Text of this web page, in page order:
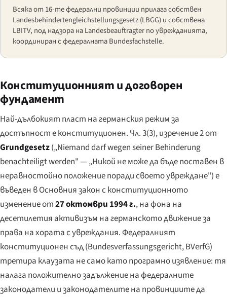
Всяка от 16-те федерални провинции прилага собствен
Landesbehindertengleichstellungsgesetz(LBGG) и собствена
LBITV, под надзора наLandesbeauftragterпо уврежданията,
координиран с федералнатаBundesfachstelle.
Конституционният и договорен
фундамент
Най-дълбокият пласт на германския режим за
достъпност е конституционен. Чл. 3(3), изречение 2 от
Grundgesetz(„Niemand darf wegen seiner Behinderung
benachteiligt werden"— „Никой не може да бъде поставен в
неравностойно положение поради своето увреждане") е
въведен в Основния закон с конституционното
изменение от27 октомври 1994 г., на фона на
десетилетия активизъм на германското движение за
права на хората с увреждания. Федералният
конституционен съд (Bundesverfassungsgericht, BVerfG)
третира клаузата не само като програмно изявление: тя
налага положително задължение на федералните
законодатели и законодателите на провинциите да